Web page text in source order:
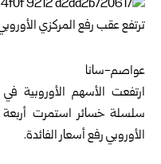
عواصم-سانا
ارتفعت الأسهم الأوروبية
سلسلة خسائر استمرت
الأوروبيرفع أسعار الفائدة.